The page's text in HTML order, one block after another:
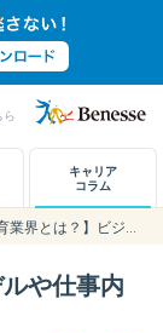
キャリア
コラム
ら
？】ビジネスモデルや仕事内容、業界動向まで…徹底解説！
や仕事内